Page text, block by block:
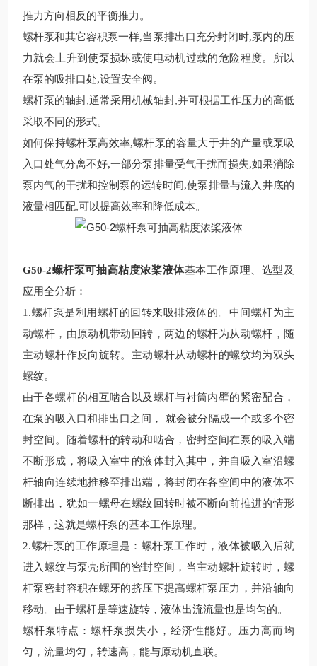
推力方向相反的平衡推力。
螺杆泵和其它容积泵一样,当泵排出口充分封闭时,泵内的压
力就会上升到使泵损坏或使电动机过载的危险程度。所以
在泵的吸排口处,设置安全阀。
螺杆泵的轴封,通常采用机械轴封,并可根据工作压力的高低
采取不同的形式。
如何保持螺杆泵高效率,螺杆泵的容量大于井的产量或泵吸
入口处气分离不好,一部分泵排量受气干扰而损失,如果消除
泵内气的干扰和控制泵的运转时间,使泵排量与流入井底的
液量相匹配,可以提高效率和降低成本。
G50-2螺杆泵可抽高粘度浓桨液体基本工作原理、选型及
应用全分析 ：
1.螺杆泵是利用螺杆的回转来吸排液体的。中间螺杆为主
动螺杆，由原动机带动回转，两边的螺杆为从动螺杆，随
主动螺杆作反向旋转。主动螺杆从动螺杆的螺纹均为双头
螺纹。
由于各螺杆的相互啮合以及螺杆与衬筒内壁的紧密配合，
在泵的吸入口和排出口之间，
就会被分隔成一个或多个密
封空间。随着螺杆的转动和啮合，密封空间在泵的吸入端
不断形成，将吸入室中的液体封入其中，并自吸入室沿螺
杆轴向连续地推移至排出端，将封闭在各空间中的液体不
断排出，犹如一螺母在螺纹回转时被不断向前推进的情形
那样，这就是螺杆泵的基本工作原理。
2.螺杆泵的工作原理是：螺杆泵工作时，液体被吸入后就
进入螺纹与泵壳所围的密封空间，当主动螺杆旋转时，螺
杆泵密封容积在螺牙的挤压下提高螺杆泵压力，并沿轴向
移动。由于螺杆是等速旋转，液体出流流量也是均匀的。
螺杆泵特点 ：螺杆泵损失小，经济性能好。压力高而均
匀，流量均匀，转速高，能与原动机直联。